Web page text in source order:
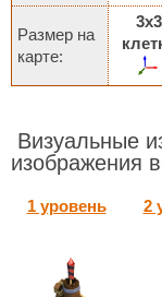
Размер на
карте:
3х3
Визуальные
изображения
1 уровень 2